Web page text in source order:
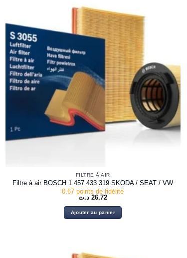
FILTRE À AIR
Filtre à air BOSCH 1 457 433 319 SKODA / SEAT / VW
0.67 points de fidélité
26.72 د.ت
Ajouter au panier